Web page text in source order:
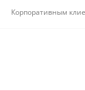
Корпоративным